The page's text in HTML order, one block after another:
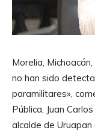
Morelia,
no han sido
paramilitares»,
Pública, Juan
alcalde de